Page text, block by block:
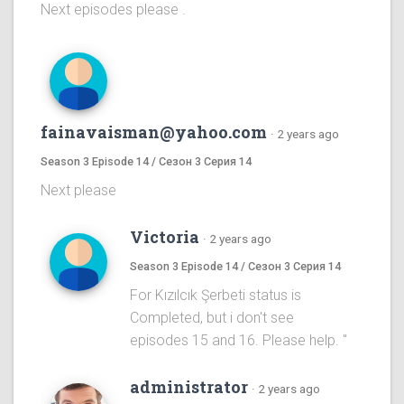
Next episodes please .
fainavaisman@yahoo.com · 2 years ago
Season 3 Episode 14 / Сезон 3 Серия 14
Next please
Victoria · 2 years ago
Season 3 Episode 14 / Сезон 3 Серия 14
For Kızılcık Şerbeti status is
Completed, but i don't see
episodes 15 and 16. Please help. "
administrator · 2 years ago